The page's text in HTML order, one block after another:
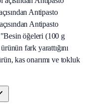
Antipasto
Antipasto
öğeleri (100 g
fark yarattığını
kas onarımı ve tokluk